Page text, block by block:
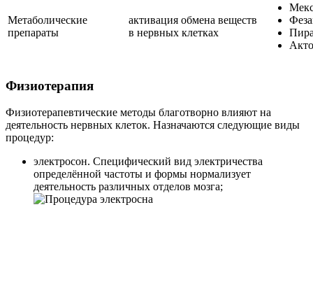
Метаболические
препараты
активация обмена веществ
в нервных клетках
Физиотерапия
Физиотерапевтические методы благотворно влияют на
деятельность нервных клеток. Назначаются следующие виды
процедур:
электросон. Специфический вид электричества
определённой частоты и формы нормализует
деятельность различных отделов мозга;